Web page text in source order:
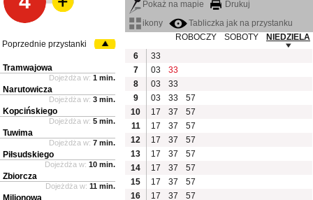
Pokaż na mapie
Drukuj
ikony
Tabliczka jak na przystanku
ROBOCZY
SOBOTY
NIEDZIELA
6
33
7
03
33
8
03
33
9
03 33
57
10
17 37
57
11
17 37
57
12
17 37
57
13
17 37
57
14
17 37
57
15
17 37
57
16
17 37 57
Poprzednie przystanki
Tramwajowa
Dojeżdża w: 1 min.
Narutowicza
Dojeżdża w: 3 min.
Kopcińskiego
Dojeżdża w: 5 min.
Tuwima
Dojeżdża w: 7 min.
Piłsudskiego
Dojeżdża w: 10 min.
Zbiorcza
Dojeżdża w: 11 min.
Milionowa